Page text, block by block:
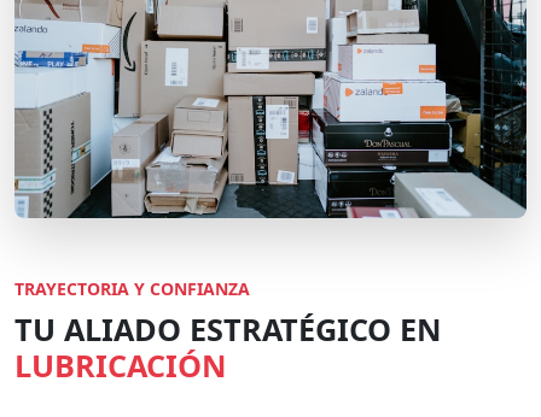
TRAYECTORIA Y CONFIANZA
TU ALIADO ESTRATÉGICO EN
LUBRICACIÓN